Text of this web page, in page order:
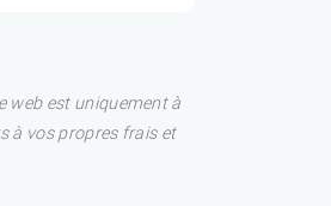
web est uniquement à
à vos propres frais et